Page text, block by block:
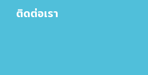
ติดต่อเรา